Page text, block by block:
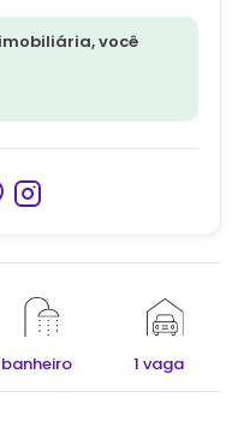
banheiro 1 vaga
você